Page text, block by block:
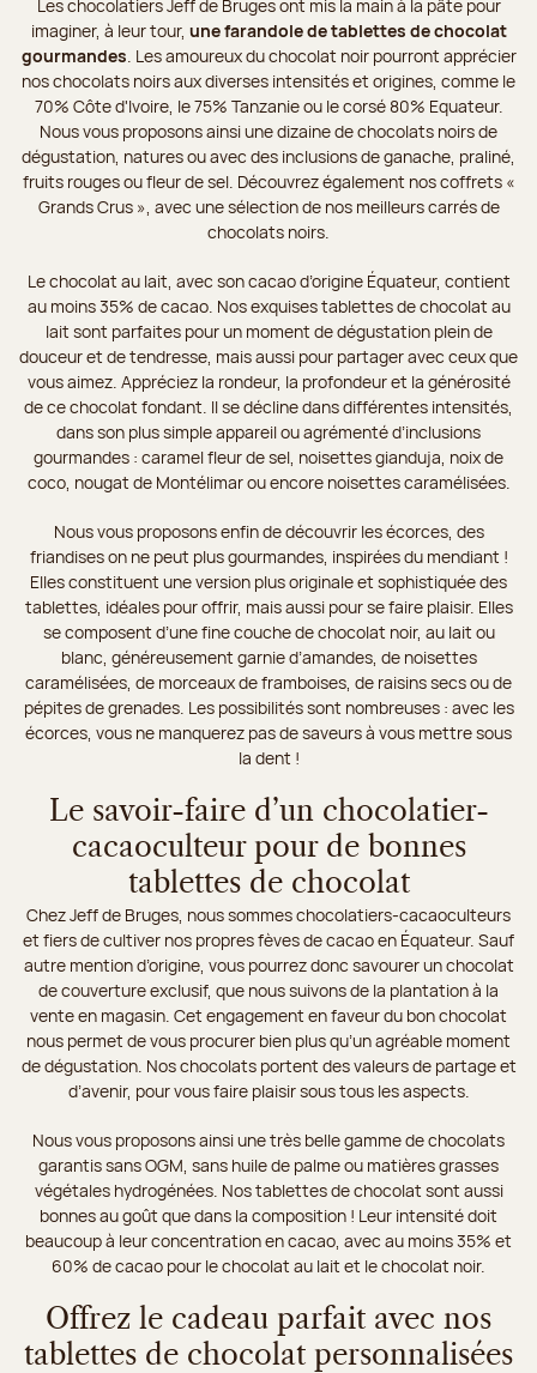
Les chocolatiers Jeff de Bruges ont mis la main à la pâte pour
imaginer, à leur tour, une farandole de tablettes de chocolat
gourmandes. Les amoureux du chocolat noir pourront apprécier
nos chocolats noirs aux diverses intensités et origines, comme le
70% Côte d'Ivoire, le 75% Tanzanie ou le corsé 80% Equateur.
Nous vous proposons ainsi une dizaine de chocolats noirs de
dégustation, natures ou avec des inclusions de ganache, praliné,
fruits rouges ou fleur de sel. Découvrez également nos coffrets «
Grands Crus », avec une sélection de nos meilleurs carrés de
chocolats noirs.
Le chocolat au lait, avec son cacao d’origine Équateur, contient
au moins 35% de cacao. Nos exquises tablettes de chocolat au
lait sont parfaites pour un moment de dégustation plein de
douceur et de tendresse, mais aussi pour partager avec ceux que
vous aimez. Appréciez la rondeur, la profondeur et la générosité
de ce chocolat fondant. Il se décline dans différentes intensités,
dans son plus simple appareil ou agrémenté d’inclusions
gourmandes : caramel fleur de sel, noisettes gianduja, noix de
coco, nougat de Montélimar ou encore noisettes caramélisées.
Nous vous proposons enfin de découvrir les écorces, des
friandises on ne peut plus gourmandes, inspirées du mendiant !
Elles constituent une version plus originale et sophistiquée des
tablettes, idéales pour offrir, mais aussi pour se faire plaisir. Elles
se composent d’une fine couche de chocolat noir, au lait ou
blanc, généreusement garnie d’amandes, de noisettes
caramélisées, de morceaux de framboises, de raisins secs ou de
pépites de grenades. Les possibilités sont nombreuses : avec les
écorces, vous ne manquerez pas de saveurs à vous mettre sous
la dent !
Le savoir-faire d’un chocolatier-
cacaoculteur pour de bonnes
tablettes de chocolat
Chez Jeff de Bruges, nous sommes chocolatiers-cacaoculteurs
et fiers de cultiver nos propres fèves de cacao en Équateur. Sauf
autre mention d’origine, vous pourrez donc savourer un chocolat
de couverture exclusif, que nous suivons de la plantation à la
vente en magasin. Cet engagement en faveur du bon chocolat
nous permet de vous procurer bien plus qu’un agréable moment
de dégustation. Nos chocolats portent des valeurs de partage et
d’avenir, pour vous faire plaisir sous tous les aspects.
Nous vous proposons ainsi une très belle gamme de chocolats
garantis sans OGM, sans huile de palme ou matières grasses
végétales hydrogénées. Nos tablettes de chocolat sont aussi
bonnes au goût que dans la composition ! Leur intensité doit
beaucoup à leur concentration en cacao, avec au moins 35% et
60% de cacao pour le chocolat au lait et le chocolat noir.
Offrez le cadeau parfait avec nos
tablettes de chocolat personnalisées